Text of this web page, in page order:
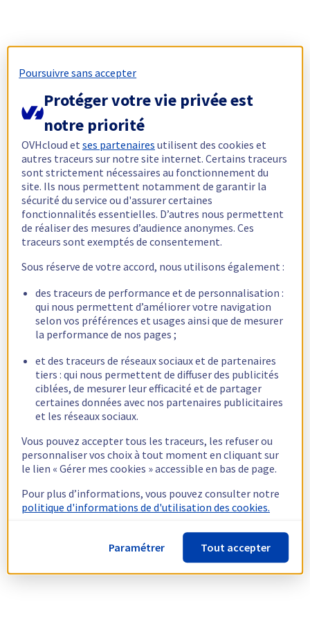
Poursuivre sans accepter
Protéger votre vie privée est
notre priorité
OVHcloud etses partenaires utilisent des cookies et
autres traceurs sur notre site internet. Certains traceurs
sont strictement nécessaires au fonctionnement du
site. Ils nous permettent notamment de garantir la
sécurité du service ou d'assurer certaines
fonctionnalités essentielles. D’autres nous permettent
de réaliser des mesures d’audience anonymes. Ces
traceurs sont exemptés de consentement.
Sous réserve de votre accord, nous utilisons également :
des traceurs de performance et de personnalisation :
qui nous permettent d’améliorer votre navigation
selon vos préférences et usages ainsi que de mesurer
la performance de nos pages ;
et des traceurs de réseaux sociaux et de partenaires
tiers : qui nous permettent de diffuser des publicités
ciblées, de mesurer leur efficacité et de partager
certaines données avec nos partenaires publicitaires
et les réseaux sociaux.
Vous pouvez accepter tous les traceurs, les refuser ou
personnaliser vos choix à tout moment en cliquant sur
le lien « Gérer mes cookies » accessible en bas de page.
Pour plus d’informations, vous pouvez consulter notre
politique d'informations de d'utilisation des cookies.
Paramétrer Tout accepter